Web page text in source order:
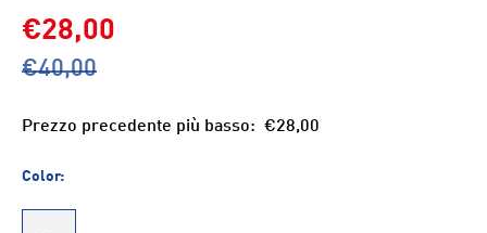
€28,00
€40,00
Prezzo precedente più basso: €28,00
Color: